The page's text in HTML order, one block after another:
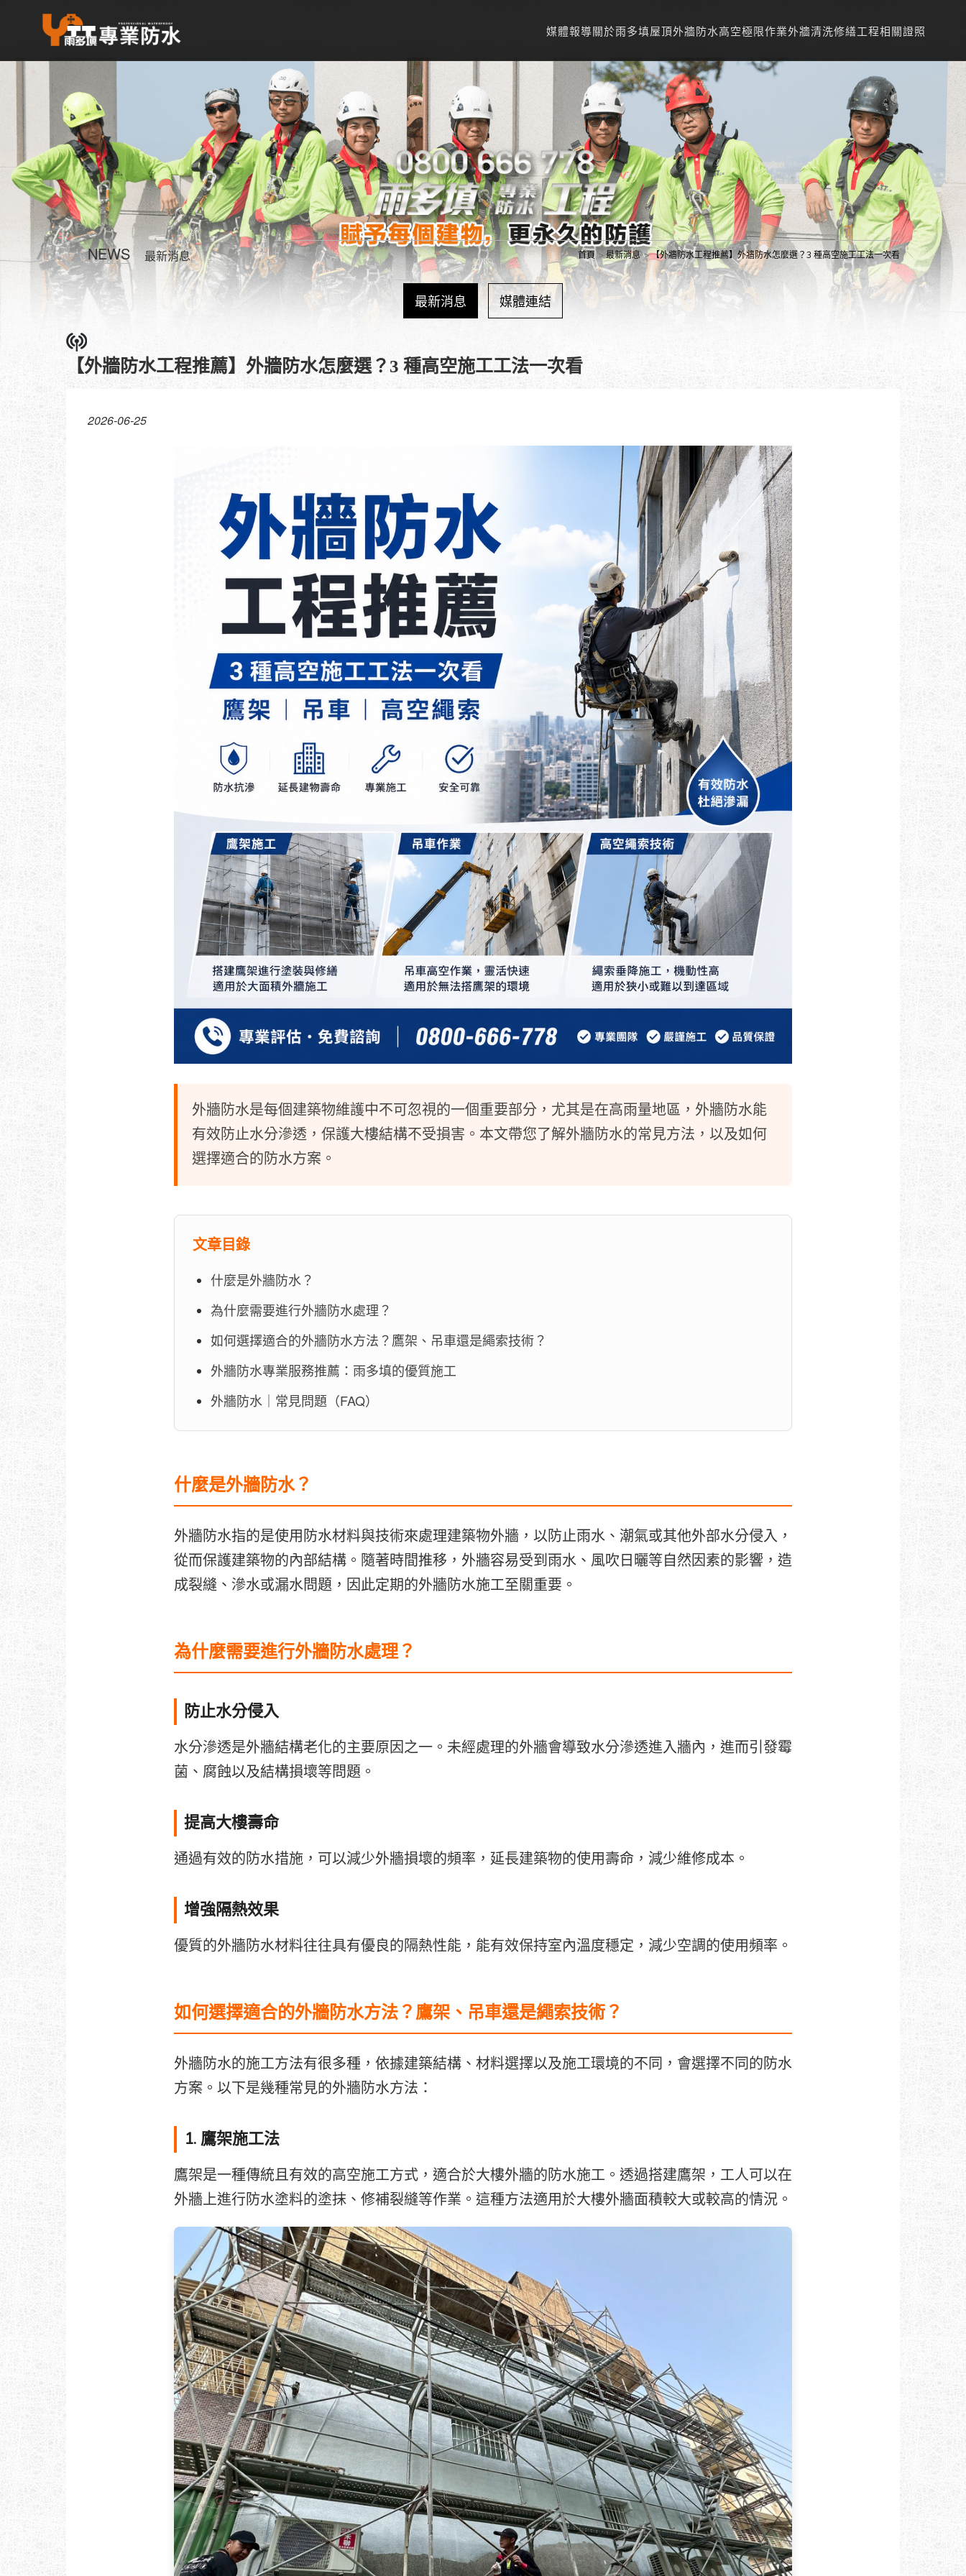
媒體報導關於雨多填屋頂外牆防水高空極限作業外牆清洗修繕工程相關證照
NEWS 最新消息 首頁 最新消息 【外牆防水工程推薦】外牆防水怎麼選？3 種高空施工工法一次看
最新消息 媒體連結
【外牆防水工程推薦】外牆防水怎麼選？3 種高空施工工法一次看
2026-06-25
外牆防水是每個建築物維護中不可忽視的一個重要部分，尤其是在高雨量地區，外牆防水能
有效防止水分滲透，保護大樓結構不受損害。本文帶您了解外牆防水的常見方法，以及如何
選擇適合的防水方案。
文章目錄
什麼是外牆防水？
為什麼需要進行外牆防水處理？
如何選擇適合的外牆防水方法？鷹架、吊車還是繩索技術？
外牆防水專業服務推薦：雨多填的優質施工
外牆防水｜常見問題（FAQ）
什麼是外牆防水？
外牆防水指的是使用防水材料與技術來處理建築物外牆，以防止雨水、潮氣或其他外部水分侵入，
從而保護建築物的內部結構。隨著時間推移，外牆容易受到雨水、風吹日曬等自然因素的影響，造
成裂縫、滲水或漏水問題，因此定期的外牆防水施工至關重要。
為什麼需要進行外牆防水處理？
防止水分侵入
水分滲透是外牆結構老化的主要原因之一。未經處理的外牆會導致水分滲透進入牆內，進而引發霉
菌、腐蝕以及結構損壞等問題。
提高大樓壽命
通過有效的防水措施，可以減少外牆損壞的頻率，延長建築物的使用壽命，減少維修成本。
增強隔熱效果
優質的外牆防水材料往往具有優良的隔熱性能，能有效保持室內溫度穩定，減少空調的使用頻率。
如何選擇適合的外牆防水方法？鷹架、吊車還是繩索技術？
外牆防水的施工方法有很多種，依據建築結構、材料選擇以及施工環境的不同，會選擇不同的防水
方案。以下是幾種常見的外牆防水方法：
1. 鷹架施工法
鷹架是一種傳統且有效的高空施工方式，適合於大樓外牆的防水施工。透過搭建鷹架，工人可以在
外牆上進行防水塗料的塗抹、修補裂縫等作業。這種方法適用於大樓外牆面積較大或較高的情況。